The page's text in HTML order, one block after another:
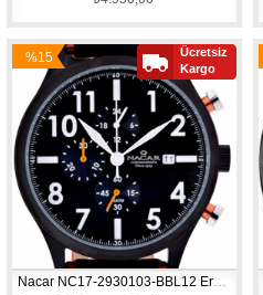
Nacar NC17-2930103-BBL12 Erkek Kol Saati
%15
İndirim
Ücretsiz
Kargo